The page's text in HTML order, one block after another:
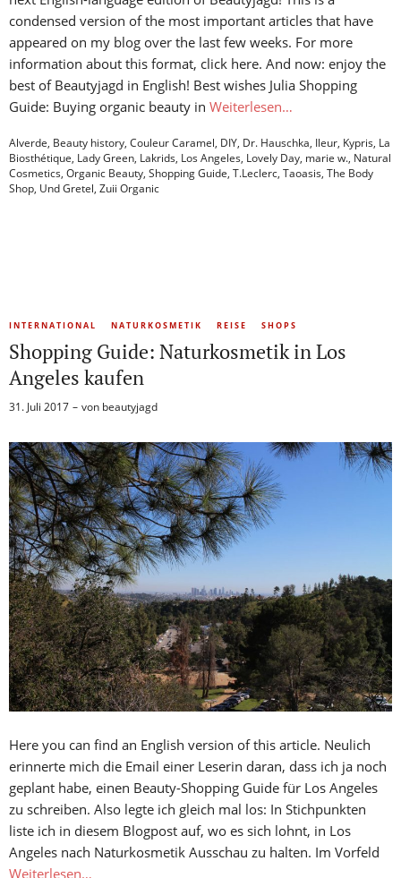
condensed version of the most important articles that have
appeared on my blog over the last few weeks. For more
information about this format, click here. And now: enjoy the
best of Beautyjagd in English! Best wishes Julia Shopping
Guide: Buying organic beauty in Weiterlesen…
Alverde, Beauty history, Couleur Caramel, DIY, Dr. Hauschka, Ileur, Kypris, La
Biosthétique, Lady Green, Lakrids, Los Angeles, Lovely Day, marie w., Natural
Cosmetics, Organic Beauty, Shopping Guide, T.Leclerc, Taoasis, The Body
Shop, Und Gretel, Zuii Organic
INTERNATIONAL NATURKOSMETIK REISE SHOPS
Shopping Guide: Naturkosmetik in Los
Angeles kaufen
31. Juli 2017 von beautyjagd
Here you can find an English version of this article. Neulich
erinnerte mich die Email einer Leserin daran, dass ich ja noch
geplant habe, einen Beauty-Shopping Guide für Los Angeles
zu schreiben. Also legte ich gleich mal los: In Stichpunkten
liste ich in diesem Blogpost auf, wo es sich lohnt, in Los
Angeles nach Naturkosmetik Ausschau zu halten. Im Vorfeld
Weiterlesen…